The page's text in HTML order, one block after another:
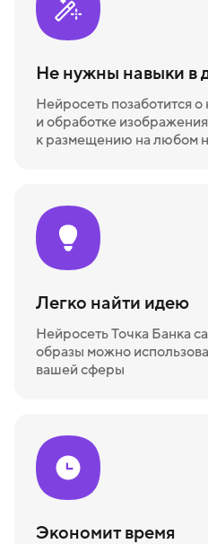
Не нужны навыки в
Нейросеть позаботится
и обработке
к размещению на любом
Легко найти идею
Нейросеть Точка Банка
образы можно
вашей сферы
Экономит время